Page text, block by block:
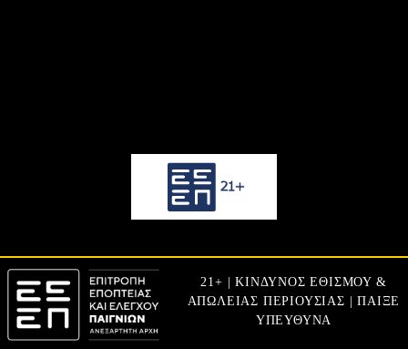
21+ | ΚΙΝΔΥΝΟΣ ΕΘΙΣΜΟΥ &
ΑΠΩΛΕΙΑΣ ΠΕΡΙΟΥΣΙΑΣ | ΠΑΙΞΕ
ΥΠΕΥΘΥΝΑ